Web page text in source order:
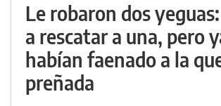
Le robaron dos
a rescatar a una, pero
habían faenado a la
preñada